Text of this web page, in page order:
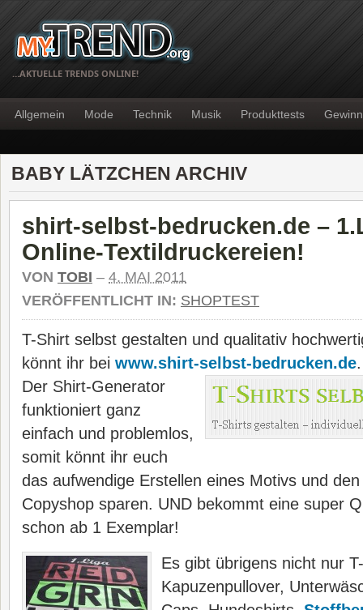
…AKTUELLE TRENDS ONLINE!
Allgemein Mode Technik Musik Produkttests
BABY LÄTZCHEN ARCHIV
shirt-selbst-bedrucken.de –
Online-Textildruckereien!
VON TOBI – 4. MAI 2011
VERÖFFENTLICHT IN: SHOPTEST
T-Shirt selbst gestalten und qualitativ
könnt ihr bei www.shirt-selbst-bedrucken.de.
Der Shirt-Generator
funktioniert ganz
einfach und problemlos,
somit könnt ihr euch
das aufwendige Erstellen eines Motivs und
Copyshop sparen. UND bekommt eine super
schon ab 1 Exemplar!
Es gibt übrigens nicht nur
Kapuzenpullover,